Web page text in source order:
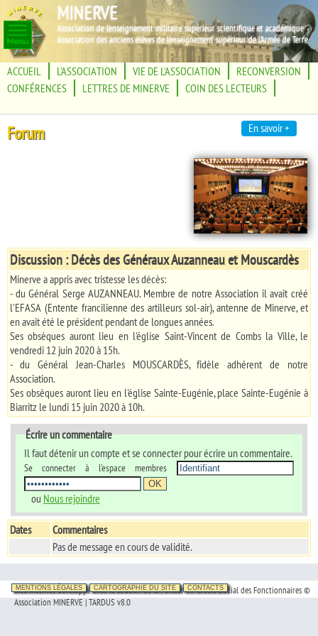
En savoir +
Association de l'enseignement militaire supérieur scientifique et académique
Association des anciens élèves de l'enseignement supérieur de l'Armée de Terre
MINERVE
ACCUEIL L'ASSOCIATION VIE DE L'ASSOCIATION
RECONVERSION
CONFÉRENCES
LETTRES DE MINERVE COIN DES LECTEURS
Forum
Discussion : Décès des Généraux Auzanneau et Mouscardès
Minerve a appris avec tristesse les décès:
- du Général Serge AUZANNEAU. Membre de notre Association il avait créé
l'EFASA (Entente francilienne des artilleurs sol-air), antenne de Minerve, et
en avait été le président pendant de longues années.
Ses obsèques auront lieu en l'église Saint-Vincent de Combs la Ville, le
vendredi 12 juin 2020 à 15h.
- du Général Jean-Charles MOUSCARDÈS, fidèle adhérent de notre
Association.
Ses obsèques auront lieu en l'église Sainte-Eugénie, place Sainte-Eugénie à
Biarritz le lundi 15 juin 2020 à 10h.
Écrire un commentaire
Il faut détenir un compte et se connecter pour écrire un commentaire.
Se connecter à l'espace membres
ou Nous rejoindre
Dates
Commentaires
Pas de message en cours de validité.
MENTIONS LÉGALES CARTOGRAPHIE DU SITE CONTACTS
Site Internet développé avec le soutien de la Fondation Crédit Social des Fonctionnaires ©
Association MINERVE | TARDUS v8.0